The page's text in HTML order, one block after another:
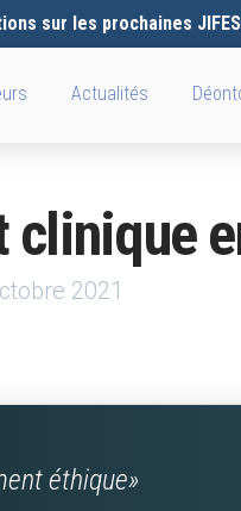
sur les prochaines
Actualités
2021
éthique»